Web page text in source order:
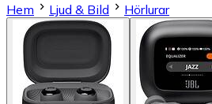
Hem
Ljud & Bild Hörlurar